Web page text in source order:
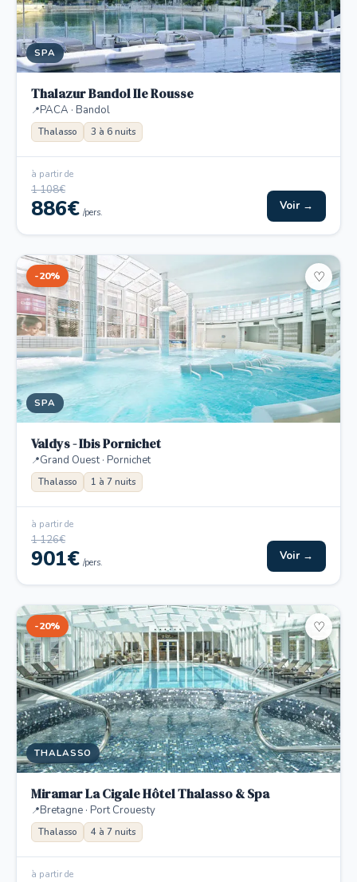
SPA
Thalazur Bandol Ile Rousse
PACA · Bandol
Thalasso 3 à 6 nuits
à partir de
1 108€
886€ /pers. Voir →
-20%
SPA
♡
Valdys - Ibis Pornichet
Grand Ouest · Pornichet
Thalasso 1 à 7 nuits
à partir de
1 126€
901€ /pers. Voir →
-20%
THALASSO
♡
Miramar La Cigale Hôtel Thalasso & Spa
Bretagne · Port Crouesty
Thalasso 4 à 7 nuits
à partir de